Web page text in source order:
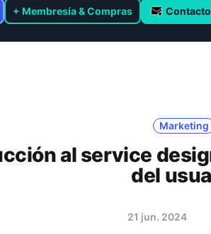
+ Membresía & Compras Contacto
Marketing
al service
del
21 jun. 2024